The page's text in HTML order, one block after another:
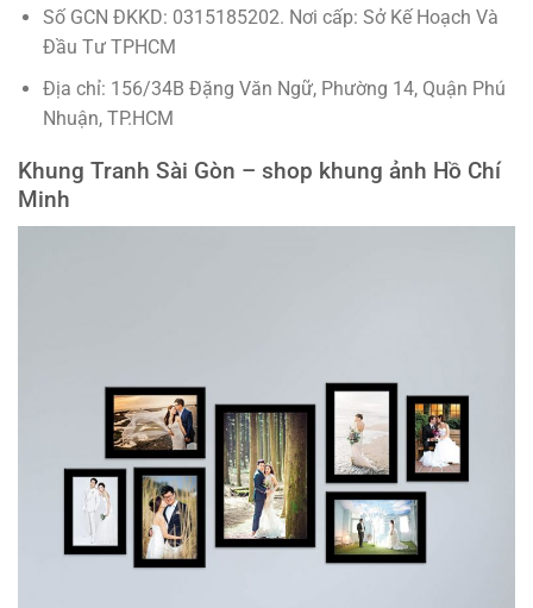
Số GCN ĐKKD: 0315185202. Nơi cấp: Sở Kế Hoạch Và
Đầu Tư TPHCM
Địa chỉ: 156/34B Đặng Văn Ngữ, Phường 14, Quận Phú
Nhuận, TP.HCM
Khung Tranh Sài Gòn – shop khung ảnh Hồ Chí
Minh